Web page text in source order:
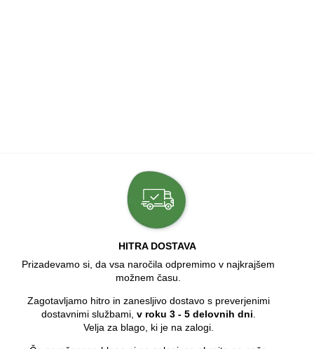
HITRA DOSTAVA
Prizadevamo si, da vsa naročila odpremimo v najkrajšem
možnem času.
Zagotavljamo hitro in zanesljivo dostavo s preverjenimi
dostavnimi službami, v roku 3 - 5 delovnih dni
Velja za blago, ki je na zalogi.